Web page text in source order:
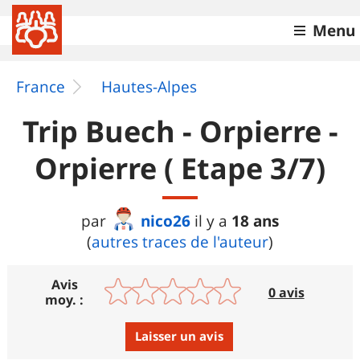
Menu
France Hautes-Alpes
Trip Buech - Orpierre -
Orpierre ( Etape 3/7)
par nico26 il y a 18 ans
(autres traces de l'auteur)
Avis
moy. :
0 avis
Laisser un avis